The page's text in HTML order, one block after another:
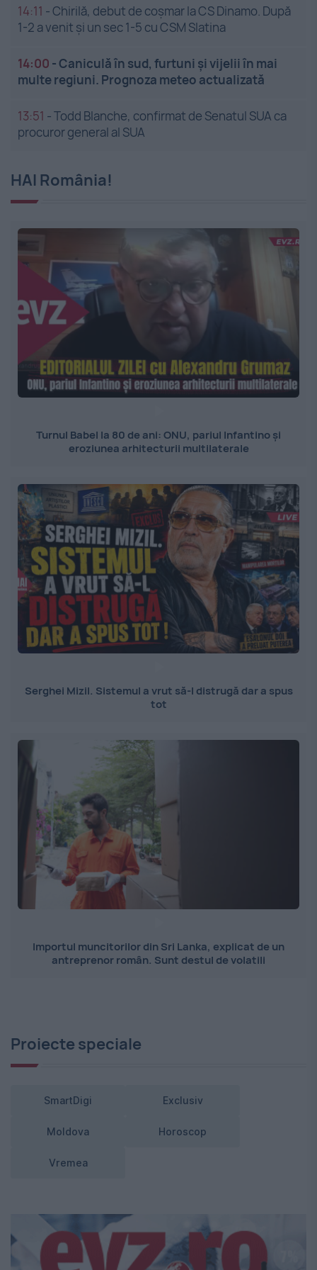
14:11 -Chirilă, debut de coșmar la CS Dinamo. După
1-2 a venit și un sec 1-5 cu CSM Slatina
14:00 -Caniculă în sud, furtuni și vijelii în mai
multe regiuni. Prognoza meteo actualizată
13:51 -Todd Blanche, confirmat de Senatul SUA ca
procuror general al SUA
HAI România!
Turnul Babel la 80 de ani: ONU, pariul Infantino și
eroziunea arhitecturii multilaterale
Serghei Mizil. Sistemul a vrut să-l distrugă dar a spus
tot
Importul muncitorilor din Sri Lanka, explicat de un
antreprenor român. Sunt destul de volatili
Proiecte speciale
SmartDigi Exclusiv
Moldova Horoscop
Vremea